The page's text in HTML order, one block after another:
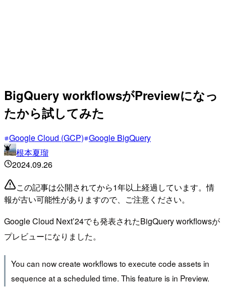
BigQuery workflowsがPreviewになっ
たから試してみた
Google Cloud (GCP) Google BigQuery
根本夏瑠
2024.09.26
この記事は公開されてから1年以上経過しています。情
報が古い可能性がありますので、ご注意ください。
Google Cloud Next’24でも発表されたBigQuery workflowsが
プレビューになりました。
You can now create workflows to execute code assets in
sequence at a scheduled time. This feature is in Preview.